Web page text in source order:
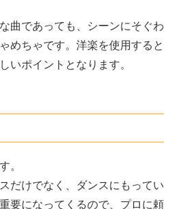
曲であっても、シーンにそぐわ
めちゃです。洋楽を使用すると
いポイントとなります。
。
だけでなく、ダンスにもってい
要になってくるので、プロに頼